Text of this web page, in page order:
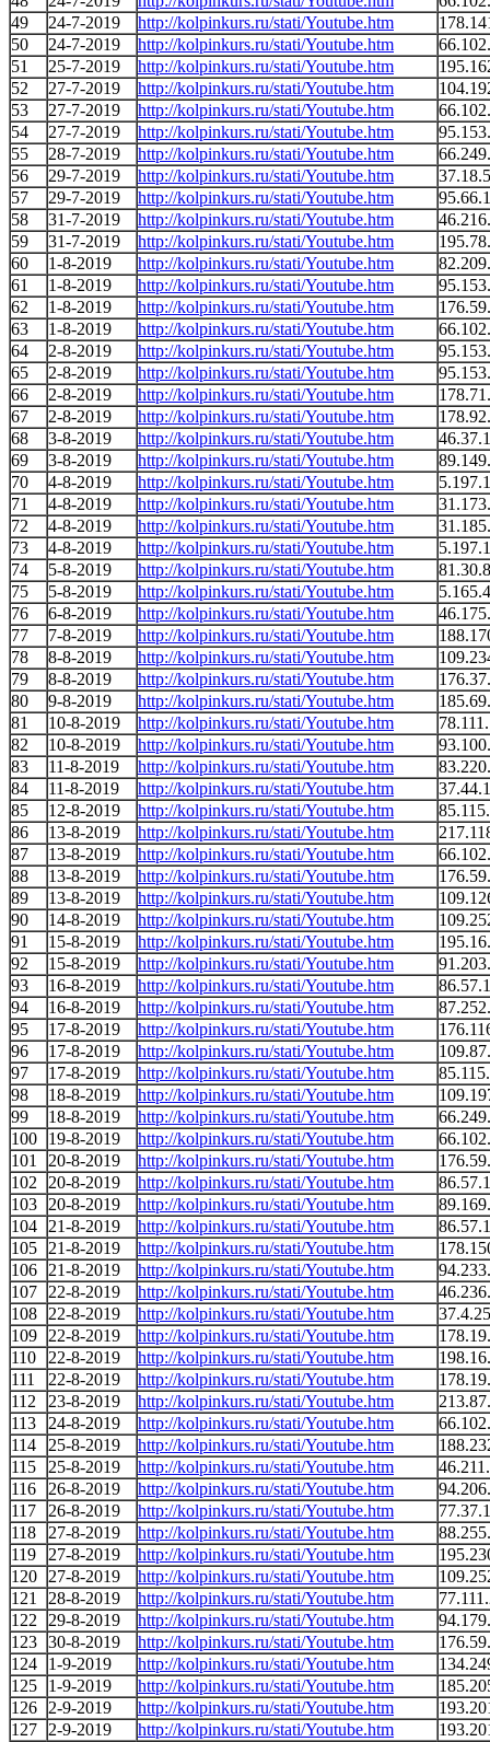
49
24-7-2019 http://kolpinkurs.ru/stati/Youtube.htm
50
24-7-2019 http://kolpinkurs.ru/stati/Youtube.htm
51
25-7-2019 http://kolpinkurs.ru/stati/Youtube.htm
52
27-7-2019 http://kolpinkurs.ru/stati/Youtube.htm
53
27-7-2019 http://kolpinkurs.ru/stati/Youtube.htm
54
27-7-2019 http://kolpinkurs.ru/stati/Youtube.htm
55
28-7-2019 http://kolpinkurs.ru/stati/Youtube.htm
56
29-7-2019 http://kolpinkurs.ru/stati/Youtube.htm
57
29-7-2019 http://kolpinkurs.ru/stati/Youtube.htm
58
31-7-2019 http://kolpinkurs.ru/stati/Youtube.htm
59
31-7-2019 http://kolpinkurs.ru/stati/Youtube.htm
60
1-8-2019 http://kolpinkurs.ru/stati/Youtube.htm
61
1-8-2019 http://kolpinkurs.ru/stati/Youtube.htm
62
1-8-2019 http://kolpinkurs.ru/stati/Youtube.htm
63
1-8-2019 http://kolpinkurs.ru/stati/Youtube.htm
64
2-8-2019 http://kolpinkurs.ru/stati/Youtube.htm
65
2-8-2019 http://kolpinkurs.ru/stati/Youtube.htm
66
2-8-2019 http://kolpinkurs.ru/stati/Youtube.htm
67
2-8-2019 http://kolpinkurs.ru/stati/Youtube.htm
68
3-8-2019 http://kolpinkurs.ru/stati/Youtube.htm
69
3-8-2019 http://kolpinkurs.ru/stati/Youtube.htm
70
4-8-2019 http://kolpinkurs.ru/stati/Youtube.htm
71
4-8-2019 http://kolpinkurs.ru/stati/Youtube.htm
72
4-8-2019 http://kolpinkurs.ru/stati/Youtube.htm
73
4-8-2019 http://kolpinkurs.ru/stati/Youtube.htm
74
5-8-2019 http://kolpinkurs.ru/stati/Youtube.htm
75
5-8-2019 http://kolpinkurs.ru/stati/Youtube.htm
76
6-8-2019 http://kolpinkurs.ru/stati/Youtube.htm
77
7-8-2019 http://kolpinkurs.ru/stati/Youtube.htm
78
8-8-2019 http://kolpinkurs.ru/stati/Youtube.htm
79
8-8-2019 http://kolpinkurs.ru/stati/Youtube.htm
80
9-8-2019 http://kolpinkurs.ru/stati/Youtube.htm
81
10-8-2019 http://kolpinkurs.ru/stati/Youtube.htm
82
10-8-2019 http://kolpinkurs.ru/stati/Youtube.htm
83
11-8-2019 http://kolpinkurs.ru/stati/Youtube.htm
84
11-8-2019 http://kolpinkurs.ru/stati/Youtube.htm
85
12-8-2019 http://kolpinkurs.ru/stati/Youtube.htm
86
13-8-2019 http://kolpinkurs.ru/stati/Youtube.htm
87
13-8-2019 http://kolpinkurs.ru/stati/Youtube.htm
88
13-8-2019 http://kolpinkurs.ru/stati/Youtube.htm
89
13-8-2019 http://kolpinkurs.ru/stati/Youtube.htm
90
14-8-2019 http://kolpinkurs.ru/stati/Youtube.htm
91
15-8-2019 http://kolpinkurs.ru/stati/Youtube.htm
92
15-8-2019 http://kolpinkurs.ru/stati/Youtube.htm
93
16-8-2019 http://kolpinkurs.ru/stati/Youtube.htm
94
16-8-2019 http://kolpinkurs.ru/stati/Youtube.htm
95
17-8-2019 http://kolpinkurs.ru/stati/Youtube.htm
96
17-8-2019 http://kolpinkurs.ru/stati/Youtube.htm
97
17-8-2019 http://kolpinkurs.ru/stati/Youtube.htm
98
18-8-2019 http://kolpinkurs.ru/stati/Youtube.htm
99
18-8-2019 http://kolpinkurs.ru/stati/Youtube.htm
100
19-8-2019 http://kolpinkurs.ru/stati/Youtube.htm
101
20-8-2019 http://kolpinkurs.ru/stati/Youtube.htm
102
20-8-2019 http://kolpinkurs.ru/stati/Youtube.htm
103
20-8-2019 http://kolpinkurs.ru/stati/Youtube.htm
104
21-8-2019 http://kolpinkurs.ru/stati/Youtube.htm
105
21-8-2019 http://kolpinkurs.ru/stati/Youtube.htm
106
21-8-2019 http://kolpinkurs.ru/stati/Youtube.htm
107
22-8-2019 http://kolpinkurs.ru/stati/Youtube.htm
108
22-8-2019 http://kolpinkurs.ru/stati/Youtube.htm
109
22-8-2019 http://kolpinkurs.ru/stati/Youtube.htm
110
22-8-2019 http://kolpinkurs.ru/stati/Youtube.htm
111
22-8-2019 http://kolpinkurs.ru/stati/Youtube.htm
112
23-8-2019 http://kolpinkurs.ru/stati/Youtube.htm
113
24-8-2019 http://kolpinkurs.ru/stati/Youtube.htm
114
25-8-2019 http://kolpinkurs.ru/stati/Youtube.htm
115
25-8-2019 http://kolpinkurs.ru/stati/Youtube.htm
116
26-8-2019 http://kolpinkurs.ru/stati/Youtube.htm
117
26-8-2019 http://kolpinkurs.ru/stati/Youtube.htm
118
27-8-2019 http://kolpinkurs.ru/stati/Youtube.htm
119
27-8-2019 http://kolpinkurs.ru/stati/Youtube.htm
120
27-8-2019 http://kolpinkurs.ru/stati/Youtube.htm
121
28-8-2019 http://kolpinkurs.ru/stati/Youtube.htm
122
29-8-2019 http://kolpinkurs.ru/stati/Youtube.htm
123 30-8-2019 http://kolpinkurs.ru/stati/Youtube.htm
124
1-9-2019 http://kolpinkurs.ru/stati/Youtube.htm
125
1-9-2019 http://kolpinkurs.ru/stati/Youtube.htm
126
2-9-2019 http://kolpinkurs.ru/stati/Youtube.htm
127
2-9-2019 http://kolpinkurs.ru/stati/Youtube.htm